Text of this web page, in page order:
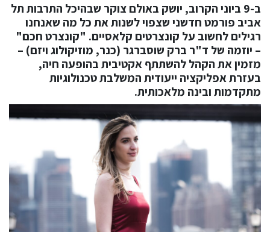
ב-9 ביוני הקרוב, יושק באולם צוקר שבהיכל התרבות תל
אביב פורמט חדשני שצפוי לשנות את כל מה שאנחנו
רגילים לחשוב על קונצרטים קלאסיים. "קונצרט חכם"
– יוזמה של ד"ר ברק שוסברגר (כנר, מוזיקולוג ויזם) –
מזמין את הקהל להשתתף אקטיבית בהופעה חיה,
בעזרת אפליקציה ייעודית המשלבת טכנולוגיות
מתקדמות ובינה מלאכותית.